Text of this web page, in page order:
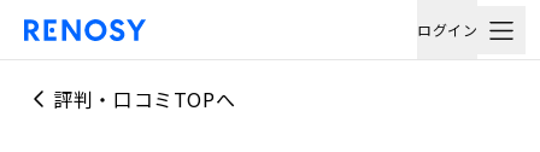
ログイン
評判・口コミTOPへ